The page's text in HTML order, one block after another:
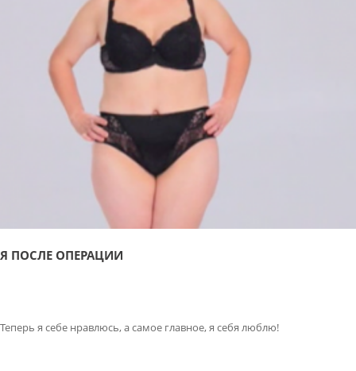
Я ПОСЛЕ ОПЕРАЦИИ
Теперь я себе нравлюсь, а самое главное, я себя люблю!